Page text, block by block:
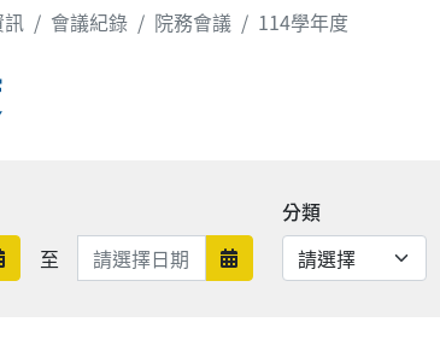
訊 會議紀錄 院務會議 114學年度
日期範圍開始
至 日期範圍結束 日期範圍結束
分類